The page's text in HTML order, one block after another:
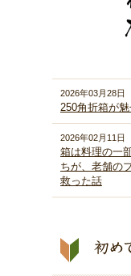
2026年03月28日
250角折箱が
2026年02月11日
箱は料理の一
ちが、老舗の
救った話